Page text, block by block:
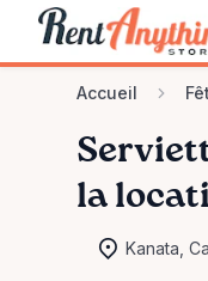
Accueil
la
Kanata,